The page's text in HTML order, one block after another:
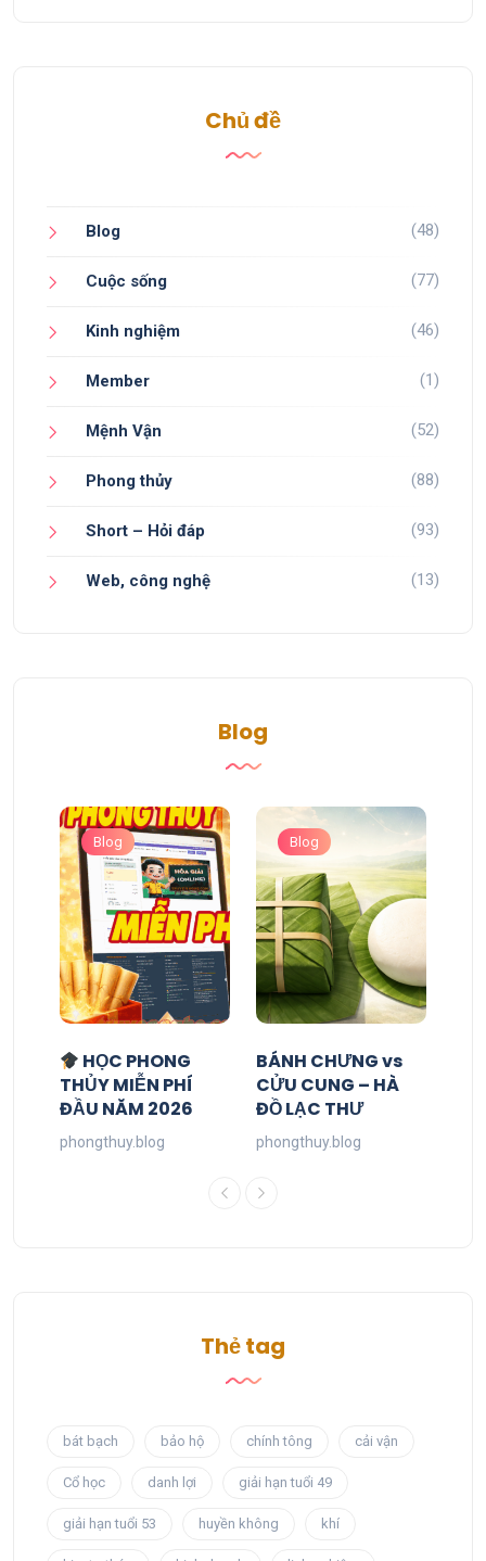
Chủ đề
Blog (48)
Cuộc sống (77)
Kinh nghiệm (46)
Member (1)
Mệnh Vận (52)
Phong thủy (88)
Short – Hỏi đáp (93)
Web, công nghệ (13)
Blog
Blog
HỌC PHONG
THỦY MIỄN PHÍ
ĐẦU NĂM 2026
phongthuy.blog
Blog
BÁNH CHƯNG vs
CỬU CUNG – HÀ
ĐỒ LẠC THƯ
phongthuy.blog
Thẻ tag
bát bạch bảo hộ chính tông cải vận
Cổ học danh lợi giải hạn tuổi 49
giải hạn tuổi 53 huyền không khí